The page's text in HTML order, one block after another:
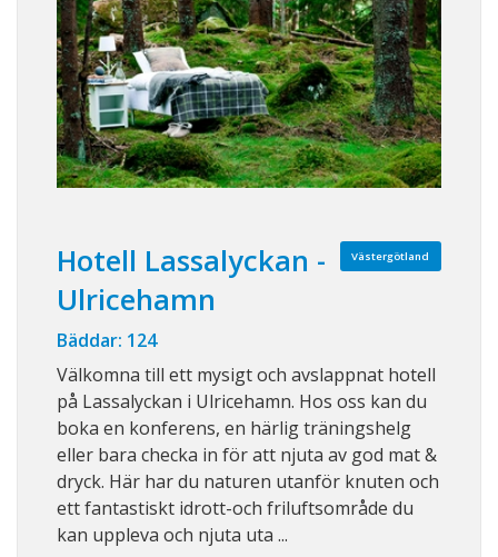
Västergötland
Hotell Lassalyckan -
Ulricehamn
Bäddar: 124
Välkomna till ett mysigt och avslappnat hotell
på Lassalyckan i Ulricehamn. Hos oss kan du
boka en konferens, en härlig träningshelg
eller bara checka in för att njuta av god mat &
dryck. Här har du naturen utanför knuten och
ett fantastiskt idrott-och friluftsområde du
kan uppleva och njuta uta ...